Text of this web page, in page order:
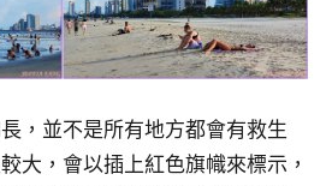
，並不是所有地方都會有救生
大，會以插上紅色旗幟來標示，